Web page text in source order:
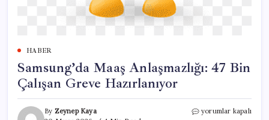
HABER
Samsung’da Maaş Anlaşmazlığı: 47 Bin
Çalışan Greve Hazırlanıyor
By Zeynep Kaya
Samsung’da
yorumlar kapalı